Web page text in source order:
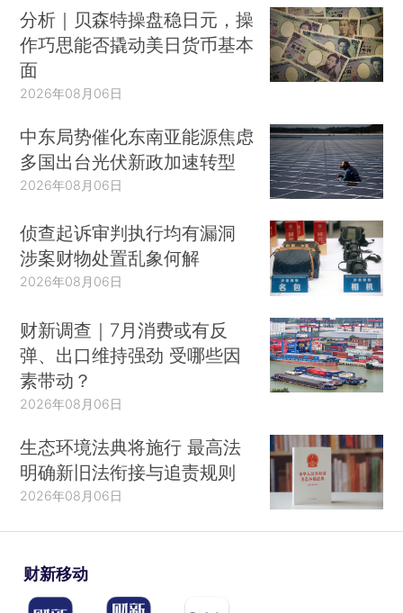
分析｜贝森特操盘稳日元，操
作巧思能否撬动美日货币基本
面
2026年08月06日
中东局势催化东南亚能源焦虑
多国出台光伏新政加速转型
2026年08月06日
侦查起诉审判执行均有漏洞
涉案财物处置乱象何解
2026年08月06日
财新调查｜7月消费或有反
弹、出口维持强劲 受哪些因
素带动？
2026年08月06日
生态环境法典将施行 最高法
明确新旧法衔接与追责规则
2026年08月06日
财新移动